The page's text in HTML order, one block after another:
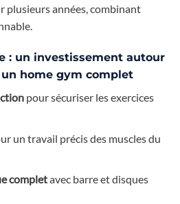
plusieurs années, combinant
: un investissement autour
home gym complet
pour sécuriser les exercices
un travail précis des muscles du
completavec barre et disques